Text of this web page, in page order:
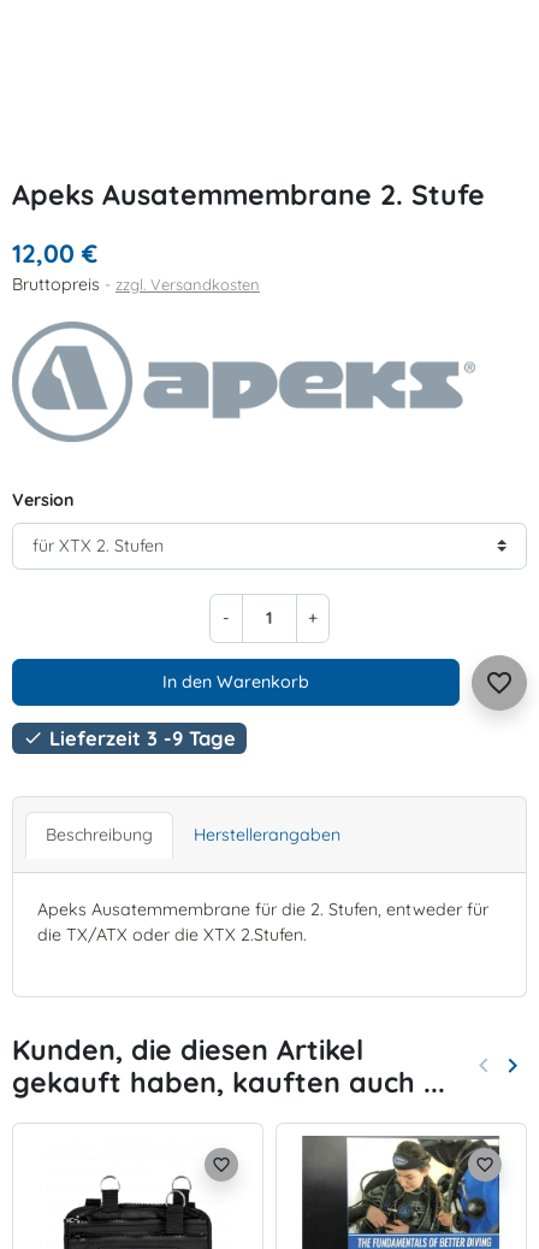
Apeks Ausatemmembrane 2. Stufe
12,00 €
Bruttopreis zzgl. Versandkosten
Version
- +
In den Warenkorb favorite_border
 Lieferzeit 3 -9 Tage
Beschreibung Herstellerangaben
Apeks Ausatemmembrane für die 2. Stufen, entweder für
die TX/ATX oder die XTX 2.Stufen.
Kunden, die diesen Artikel
gekauft haben, kauften auch ...
Zurück
keyboard_arrow_left keyboard_arrow_right
favorite_border favorite_border